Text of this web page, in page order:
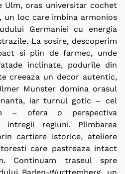
Ulm, oras universitar cochet
un loc care imbina armonios
Germaniei cu energia
La sosire, descoperim
si plin de farmec, unde
inclinate, podurile din
creeaza un decor autentic,
Munster domina orasul
iar turnul gotic – cel
– ofera o perspectiva
intregii regiuni. Plimbarea
cartiere istorice, ateliere
care pastreaza intact
Continuam traseul spre